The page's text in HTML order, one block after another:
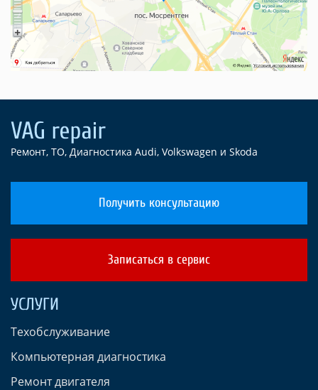
Ремонт, ТО, Диагностика Audi, Volkswagen и Skoda
Получить консультацию
Записаться в сервис
УСЛУГИ
Техобслуживание
Компьютерная диагностика
Ремонт двигателя